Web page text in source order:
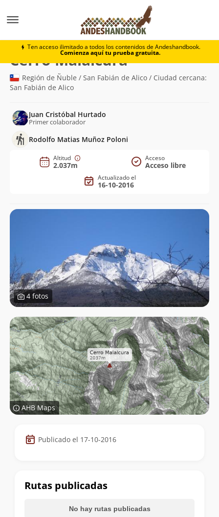
Ten acceso ilimitado a todos los contenidos de Andeshandbook.
Comienza aquí tu prueba gratuita.
Cerro Malalcura
Cerro Malalcura(2.037m)
Región de Ñuble / San Fabián de Alico / Ciudad cercana:
San Fabián de Alico
Juan Cristóbal Hurtado
Primer colaborador
Rodolfo Matias Muñoz Poloni
Altitud
2.037m
Acceso
Acceso libre
Actualizado el
16-10-2016
4 fotos
AHB Maps
Datos
de
cumbre
Publicado el 17-10-2016
Rutas publicadas
No hay rutas publicadas